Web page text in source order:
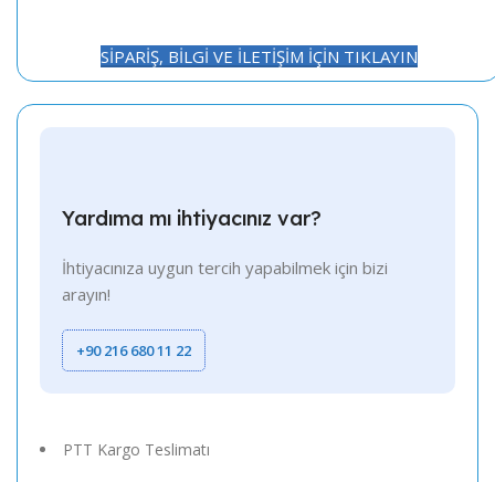
SİPARİŞ, BİLGİ VE İLETİŞİM İÇİN TIKLAYIN
Yardıma mı ihtiyacınız var?
İhtiyacınıza uygun tercih yapabilmek için bizi
arayın!
+90 216 680 11 22
PTT Kargo Teslimatı